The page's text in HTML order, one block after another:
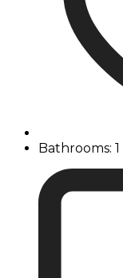
Bathrooms: 1